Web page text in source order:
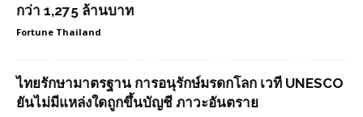
กว่า 1,275 ล้านบาท
Fortune Thailand
ไทยรักษามาตรฐาน การอนุรักษ์มรดกโลก เวที UNESCO
ยันไม่มีแหล่งใดถูกขึ้นบัญชี ภาวะอันตราย